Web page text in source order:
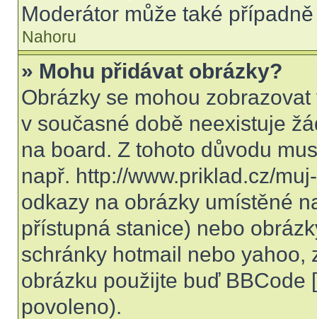
Moderátor může také
Nahoru
» Mohu přidávat obrázky?
Obrázky se mohou
v současné době neexistuje
na board. Z tohoto důvodu
např. http://www.priklad.cz/
odkazy na obrázky umístěné
přístupná stanice) nebo
schránky hotmail nebo yahoo,
obrázku použijte buď BBCode
povoleno).